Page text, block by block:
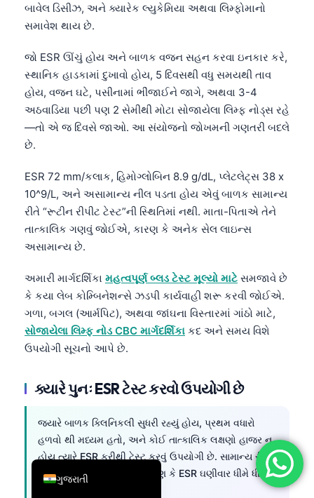
બાવેલ ડિસીઝ, અને ક્યારેક લ્યુકેમિયા અથવા લિમ્ફોમાનો
સમાવેશ થાય છે.
જો ESR ઊંચું હોય અને બાળક વજન સહન કરવા ઇનકાર કરે,
સ્થાનિક હાડકામાં દુખાવો હોય, 5 દિવસથી વધુ સમયથી તાવ
હોય, વજન ઘટે, પસીનામાં ભીંજાઈને જાગે, અથવા 3-4
અઠવાડિયા પછી પણ 2 સેમીથી મોટા સોજાયેલા લિમ્ફ નોડ્સ રહે
—તો એ જ દિવસે જાઓ. આ સંયોજનો જોખમની ગણતરી બદલે
છે.
ESR 72 mm/કલાક, હિમોગ્લોબિન 8.9 g/dL, પ્લેટલેટ્સ 38 x
10^9/L, અને અસામાન્ય નીલ પડતા હોય એવું બાળક સામાન્ય
રીતે “રૂટીન રીપીટ ટેસ્ટ”ની સ્થિતિમાં નથી. માતા-પિતાએ તેને
તાત્કાલિક ગણવું જોઈએ, કારણ કે અનેક સેલ લાઇન્સ
અસામાન્ય છે.
અમારી માર્ગદર્શિકા મહત્વપૂર્ણ બ્લડ ટેસ્ટ મૂલ્યો માટે સમજાવે છે
કે કયા લેબ કોમ્બિનેશન્સે ઝડપી કાર્યવાહી શરૂ કરવી જોઈએ.
ગળા, બગલ (આર્મપિટ), અથવા જાંઘના વિસ્તારમાં ગાંઠો માટે,
સોજાયેલા લિમ્ફ નોડ CBC માર્ગદર્શિકા કદ અને સમય વિશે
ઉપયોગી સૂચનો આપે છે.
ક્યારે પુનઃ ESR ટેસ્ટ કરવો ઉપયોગી છે
જ્યારે બાળક ક્લિનિકલી સુધરી રહ્યું હોય, પ્રથમ વધારો
હળવો થી મધ્યમ હતો, અને કોઈ તાત્કાલિક લક્ષણો હાજર ન
હોય ત્યારે ESR ફરીથી ટેસ્ટ કરવું ઉપયોગી છે. સામાન્ય રીપીટ
વિન્ડો
2-4 અઠવાડિયા
, છે, કારણ કે ESR ઘણીવાર ધીમે ધીમે
ગુજરાતી
English
Deutsch
Français
Italiano
Español
Português
Ελληνικά
Türkçe
Română
简体中文
فارسی
Dansk
Nederlands
Bahasa Indonesia
Íslenska